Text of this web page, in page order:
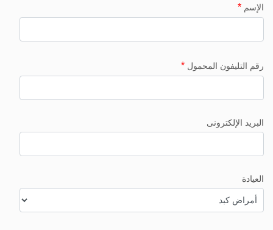
الإسم*
رقم التليفون المحمول*
البريد الإلكترونى
العيادة